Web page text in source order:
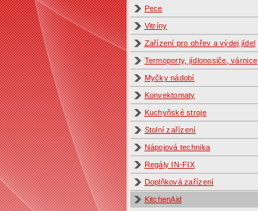
Pece
Vitríny
Zařízení pro ohřev a výdej jídel
Termoporty, jídlonosiče, várnice
Myčky nádobí
Konvektomaty
Kuchyňské stroje
Stolní zařízení
Nápojová technika
Regály IN-FIX
Doplňková zařízení
KitchenAid